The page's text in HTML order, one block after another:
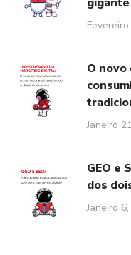
O
Janeiro
GEO e
dos
Janeiro